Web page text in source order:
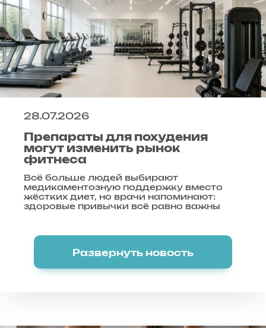
28.07.2026
Препараты для похудения
могут изменить рынок
фитнеса
Всё больше людей выбирают
медикаментозную поддержку вместо
жёстких диет, но врачи напоминают:
здоровые привычки всё равно важны
Развернуть новость